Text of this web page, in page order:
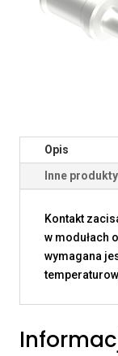
Opis
Inne produkty
Kontakt
w modułach
wymagana